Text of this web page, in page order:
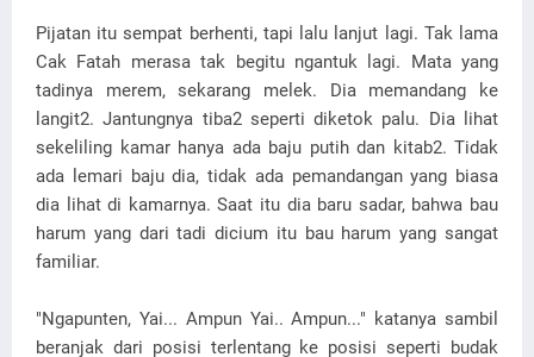
Pijatan itu sempat berhenti, tapi lalu lanjut lagi. Tak lama
Cak Fatah merasa tak begitu ngantuk lagi. Mata yang
tadinya merem, sekarang melek. Dia memandang ke
langit2. Jantungnya tiba2 seperti diketok palu. Dia lihat
sekeliling kamar hanya ada baju putih dan kitab2. Tidak
ada lemari baju dia, tidak ada pemandangan yang biasa
dia lihat di kamarnya. Saat itu dia baru sadar, bahwa bau
harum yang dari tadi dicium itu bau harum yang sangat
familiar.
"Ngapunten, Yai... Ampun Yai.. Ampun..." katanya sambil
beranjak dari posisi terlentang ke posisi seperti budak